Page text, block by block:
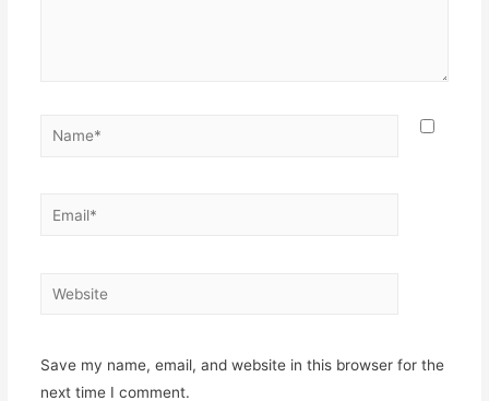
Name*
Email*
Website
Save my name, email, and website in this browser for the
next time I comment.